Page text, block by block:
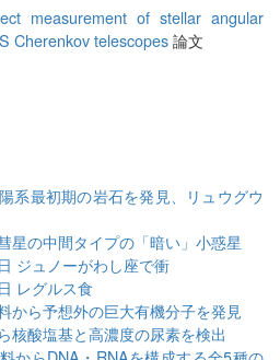
measurement of stellar angular
Cherenkov telescopes論文
系最初期の岩石を発見、リュウグウ
星の中間タイプの「暗い」小惑星
ジュノーがわし座で衝
レグルス食
から予想外の巨大有機分子を発見
核酸塩基と高濃度の尿素を検出